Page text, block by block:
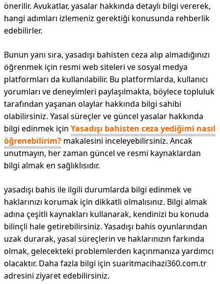
önerilir. Avukatlar, yasalar hakkında detaylı bilgi vererek,
hangi adımları izlemeniz gerektiği konusunda rehberlik
edebilirler.
Bunun yanı sıra, yasadışı bahisten ceza alıp almadığınızı
öğrenmek için resmi web siteleri ve sosyal medya
platformları da kullanılabilir. Bu platformlarda, kullanıcı
yorumları ve deneyimleri paylaşılmakta, böylece topluluk
tarafından yaşanan olaylar hakkında bilgi sahibi
olabilirsiniz. Yasal süreçler ve güncel yasalar hakkında
bilgi edinmek için Yasadışı bahisten ceza yediğimi nasıl
öğrenebilirim? makalesini inceleyebilirsiniz. Ancak
unutmayın, her zaman güncel ve resmi kaynaklardan
bilgi almak en sağlıklısıdır.
yasadışı bahis ile ilgili durumlarda bilgi edinmek ve
haklarınızı korumak için dikkatli olmalısınız. Bilgi almak
adına çeşitli kaynakları kullanarak, kendinizi bu konuda
bilinçli hale getirebilirsiniz. Yasadışı bahis oyunlarından
uzak durarak, yasal süreçlerin ve haklarınızın farkında
olmak, gelecekteki problemlerden kaçınmanıza yardımcı
olacaktır. Daha fazla bilgi için suaritmacihazi360.com.tr
adresini ziyaret edebilirsiniz.